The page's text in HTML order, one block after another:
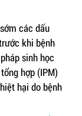
các dấu
khi bệnh
sinh học
hợp (IPM)
hại do bệnh